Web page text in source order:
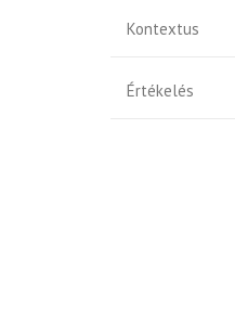
Kontextus
Értékelés